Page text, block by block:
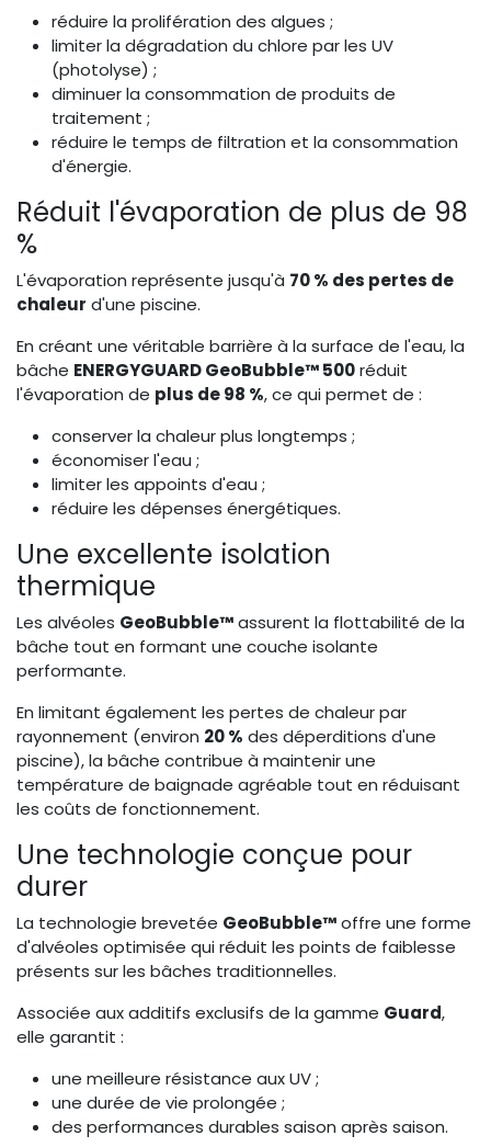
réduire la prolifération des algues ;
limiter la dégradation du chlore par les UV
(photolyse) ;
diminuer la consommation de produits de
traitement ;
réduire le temps de filtration et la consommation
d'énergie.
Réduit l'évaporation de plus de 98
%
L'évaporation représente jusqu'à 70 % des pertes de
chaleur d'une piscine.
En créant une véritable barrière à la surface de l'eau, la
bâche ENERGYGUARD GeoBubble™ 500réduit
l'évaporation de plus de 98 %, ce qui permet de :
conserver la chaleur plus longtemps ;
économiser l'eau ;
limiter les appoints d'eau ;
réduire les dépenses énergétiques.
Une excellente isolation
thermique
Les alvéoles GeoBubble™assurent la flottabilité de la
bâche tout en formant une couche isolante
performante.
En limitant également les pertes de chaleur par
rayonnement (environ 20 % des déperditions d'une
piscine), la bâche contribue à maintenir une
température de baignade agréable tout en réduisant
les coûts de fonctionnement.
Une technologie conçue pour
durer
La technologie brevetée GeoBubble™offre une forme
d'alvéoles optimisée qui réduit les points de faiblesse
présents sur les bâches traditionnelles.
Associée aux additifs exclusifs de la gamme Guard,
elle garantit :
une meilleure résistance aux UV ;
une durée de vie prolongée ;
des performances durables saison après saison.